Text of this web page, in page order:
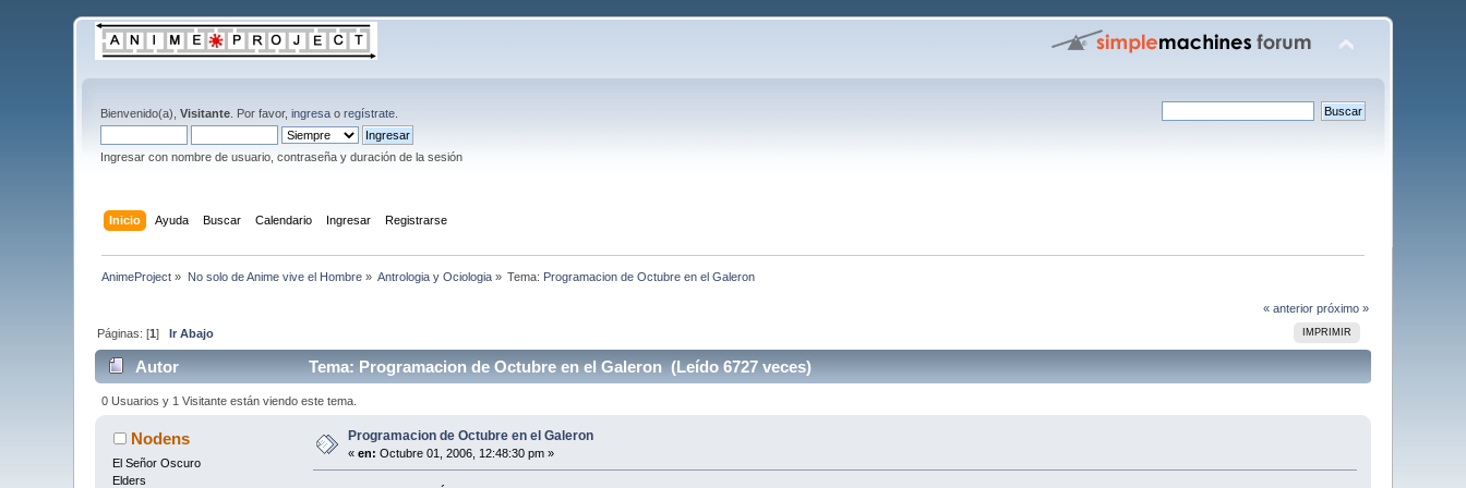
Bienvenido(a),Visitante . Por favor,ingresa oregístrate
Ingresar con nombre de usuario, contraseña y duración de la sesión
Inicio Ayuda Buscar Calendario Ingresar Registrarse
AnimeProject » No solo de Anime vive el Hombre» Antrologia y Ociologia » Tema: Programacion de Octubre en el Galeron
« anterior próximo »
IMPRIMIR
Páginas: [1]Ir Abajo
Autor Tema: Programacion de Octubre en el Galeron (Leído 6727 veces)
0 Usuarios y 1 Visitante están viendo este tema.
Nodens
El Señor Oscuro
Elders
Programacion de Octubre en el Galeron
«en: Octubre 01, 2006, 12:48:30 pm »